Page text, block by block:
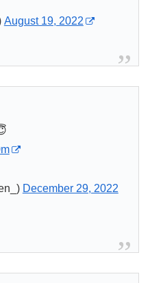
August 19, 2022
December 29, 2022